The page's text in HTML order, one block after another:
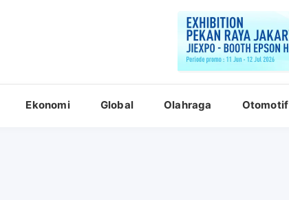
Ekonomi Global Olahraga Otomotif